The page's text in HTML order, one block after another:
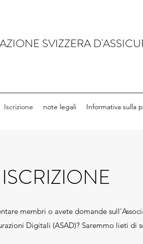
SVIZZERA
Iscrizione note legali Informativa sulla
ISCRIZIONE
membri o avete domande
Digitali (ASAD)? Saremmo lieti di